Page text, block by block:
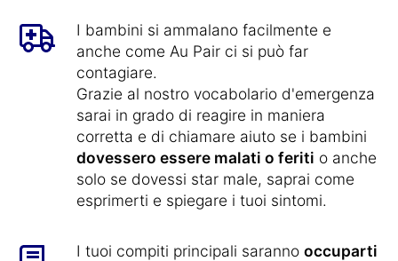
I bambini si ammalano facilmente e
anche come Au Pair ci si può far
contagiare.
Grazie al nostro vocabolario d'emergenza
sarai in grado di reagire in maniera
corretta e di chiamare aiuto se i bambini
dovessero essere malati o feriti o anche
solo se dovessi star male, saprai come
esprimerti e spiegare i tuoi sintomi.
I tuoi compiti principali saranno occuparti